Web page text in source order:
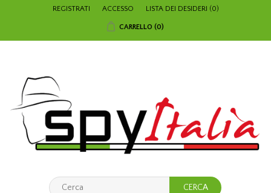
REGISTRATI ACCESSO LISTA DEI DESIDERI (0)
CARRELLO (0)